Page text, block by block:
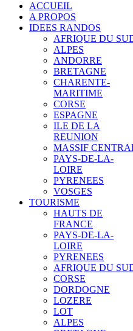
ACCUEIL
A PROPOS
IDEES RANDOS
AFRIQUE DU
ALPES
ANDORRE
BRETAGNE
CHARENTE-
MARITIME
CORSE
ESPAGNE
ILE DE LA
REUNION
MASSIF
PAYS-DE-LA-
LOIRE
PYRENEES
VOSGES
TOURISME
HAUTS DE
FRANCE
PAYS-DE-LA-
LOIRE
PYRENEES
AFRIQUE DU
CORSE
DORDOGNE
LOZERE
LOT
ALPES